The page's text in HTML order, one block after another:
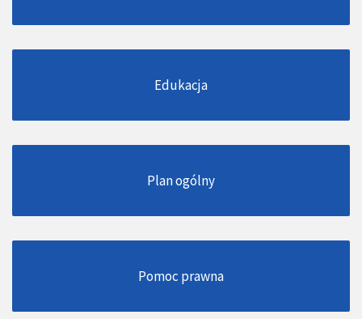
Edukacja
Plan ogólny
Pomoc prawna